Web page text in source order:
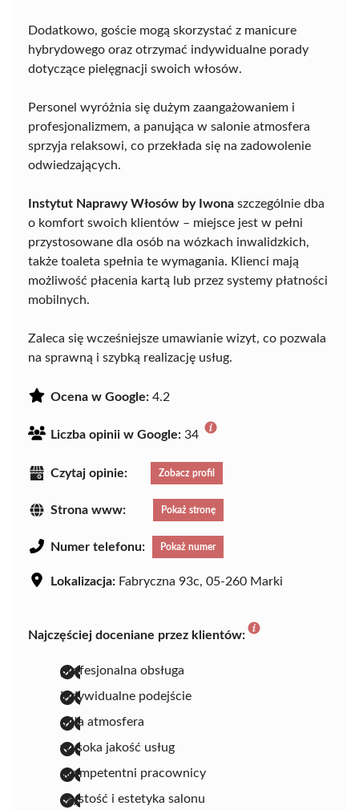
Dodatkowo, goście mogą skorzystać z manicure
hybrydowego oraz otrzymać indywidualne porady
dotyczące pielęgnacji swoich włosów.
Personel wyróżnia się dużym zaangażowaniem i
profesjonalizmem, a panująca w salonie atmosfera
sprzyja relaksowi, co przekłada się na zadowolenie
odwiedzających.
Instytut Naprawy Włosów by Iwona szczególnie dba
o komfort swoich klientów – miejsce jest w pełni
przystosowane dla osób na wózkach inwalidzkich,
także toaleta spełnia te wymagania. Klienci mają
możliwość płacenia kartą lub przez systemy płatności
mobilnych.
Zaleca się wcześniejsze umawianie wizyt, co pozwala
na sprawną i szybką realizację usług.
Ocena w Google: 4.2
Liczba opinii w Google: 34
Czytaj opinie: Zobacz profil
Strona www: Pokaż stronę
Numer telefonu: Pokaż numer
Lokalizacja: Fabryczna 93c, 05-260 Marki
Najczęściej doceniane przez klientów:
profesjonalna obsługa
indywidualne podejście
miła atmosfera
wysoka jakość usług
skompetentni pracownicy
czystość i estetyka salonu